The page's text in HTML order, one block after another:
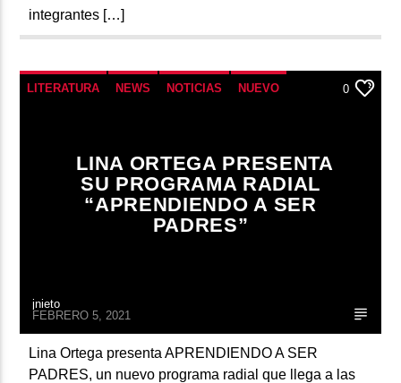
integrantes […]
LITERATURA NEWS NOTICIAS NUEVO 0
LINA ORTEGA PRESENTA
SU PROGRAMA RADIAL
“APRENDIENDO A SER
PADRES”
jnieto
FEBRERO 5, 2021
Lina Ortega presenta APRENDIENDO A SER
PADRES, un nuevo programa radial que llega a las